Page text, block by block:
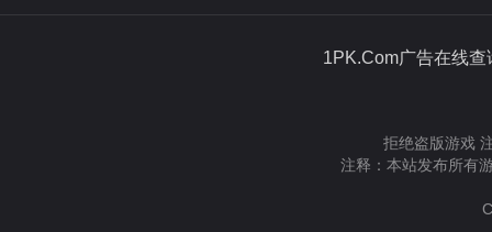
1PK.Com广告在
拒绝盗版游戏
注释：本站发布所有